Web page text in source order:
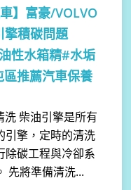
車】富豪/VOLVO
擎積碳問題
性水箱精#水垢
推薦汽車保養
洗 柴油引擎是所有
引擎，定時的清洗
除碳工程與冷卻系
先將準備清洗...